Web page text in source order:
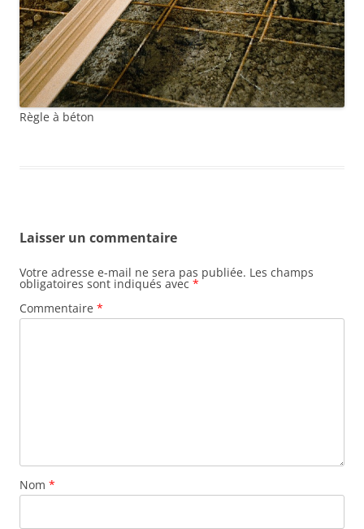
Règle à béton
Laisser un commentaire
Votre adresse e-mail ne sera pas publiée. Les champs
obligatoires sont indiqués avec *
Commentaire *
Nom *